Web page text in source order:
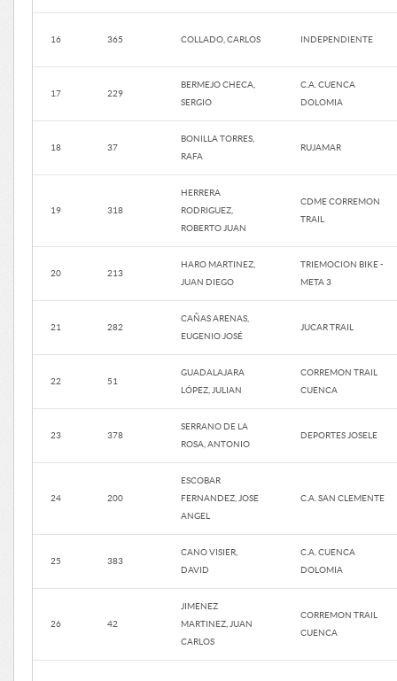
16 365 COLLADO, CARLOS INDEPENDIENTE
17 229
BERMEJO CHECA,
SERGIO
C.A. CUENCA
DOLOMIA
18 37
BONILLA TORRES,
RAFA
RUJAMAR
19 318
HERRERA
RODRIGUEZ,
ROBERTO JUAN
CDME CORREMON
TRAIL
20 213
HARO MARTINEZ,
JUAN DIEGO
TRIEMOCION BIKE -
META 3
21 282
CAÑAS ARENAS,
EUGENIO JOSÉ
JUCAR TRAIL
22 51
GUADALAJARA
LÓPEZ, JULIAN
CORREMON TRAIL
CUENCA
23 378
SERRANO DE LA
ROSA, ANTONIO
DEPORTES JOSELE
24 200
ESCOBAR
FERNANDEZ, JOSE
ANGEL
C.A. SAN CLEMENTE
25 383
CANO VISIER,
DAVID
C.A. CUENCA
DOLOMIA
26 42
JIMENEZ
MARTINEZ, JUAN
CARLOS
CORREMON TRAIL
CUENCA